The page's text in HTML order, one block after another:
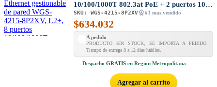
10/100/1000T 802.3at PoE + 2 puertos 10G
SFP+, con pantalla táctil LCD
SKU: WGS-4215-8P2XV #3 mas vendido
$634.032
A pedido
PRODUCTO SIN STOCK, SE IMPORTA A PEDIDO.
Tiempo de entrega 8 a 12 días hábiles.
Despacho GRATIS en Region Metropolitana
Agregar al carrito